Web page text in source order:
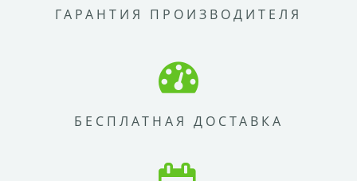
ГАРАНТИЯ ПРОИЗВОДИТЕЛЯ
БЕСПЛАТНАЯ ДОСТАВКА